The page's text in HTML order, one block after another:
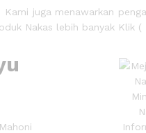
juga menawarkan
Nakas lebih banyak Klik (